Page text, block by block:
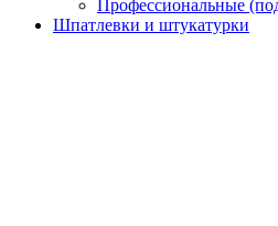
Профессиональные
Шпатлевки и штукатурки